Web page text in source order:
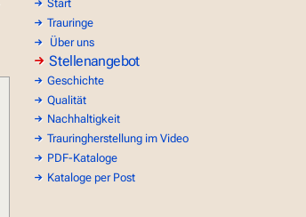
Start
Trauringe
Über uns
Stellenangebot
Geschichte
Qualität
Nachhaltigkeit
Trauringherstellung im Video
PDF-Kataloge
Kataloge per Post